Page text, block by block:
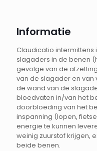
Informatie
Claudicatio intermittens
slagaders in de benen
gevolge van de
van de slagader en van
de wand van de
bloedvaten in/van het
doorbloeding van het
inspanning (lopen,
energie te kunnen
weinig zuurstof krijgen,
beide benen.